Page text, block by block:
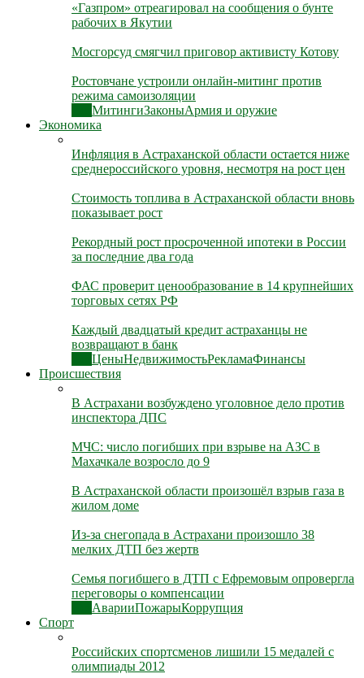
«Газпром» отреагировал на сообщения о бунте
рабочих в Якутии
Мосгорсуд смягчил приговор активисту Котову
Ростовчане устроили онлайн-митинг против
режима самоизоляции
МитингиЗаконыАрмия и оружие
Экономика
Инфляция в Астраханской области остается ниже
среднероссийского уровня, несмотря на рост цен
Стоимость топлива в Астраханской области вновь
показывает рост
Рекордный рост просроченной ипотеки в России
за последние два года
ФАС проверит ценообразование в 14 крупнейших
торговых сетях РФ
Каждый двадцатый кредит астраханцы не
возвращают в банк
ЦеныНедвижимостьРекламаФинансы
Происшествия
В Астрахани возбуждено уголовное дело против
инспектора ДПС
МЧС: число погибших при взрыве на АЗС в
Махачкале возросло до 9
В Астраханской области произошёл взрыв газа в
жилом доме
Из-за снегопада в Астрахани произошло 38
мелких ДТП без жертв
Семья погибшего в ДТП с Ефремовым опровергла
переговоры о компенсации
АварииПожарыКоррупция
Спорт
Российских спортсменов лишили 15 медалей с
олимпиады 2012